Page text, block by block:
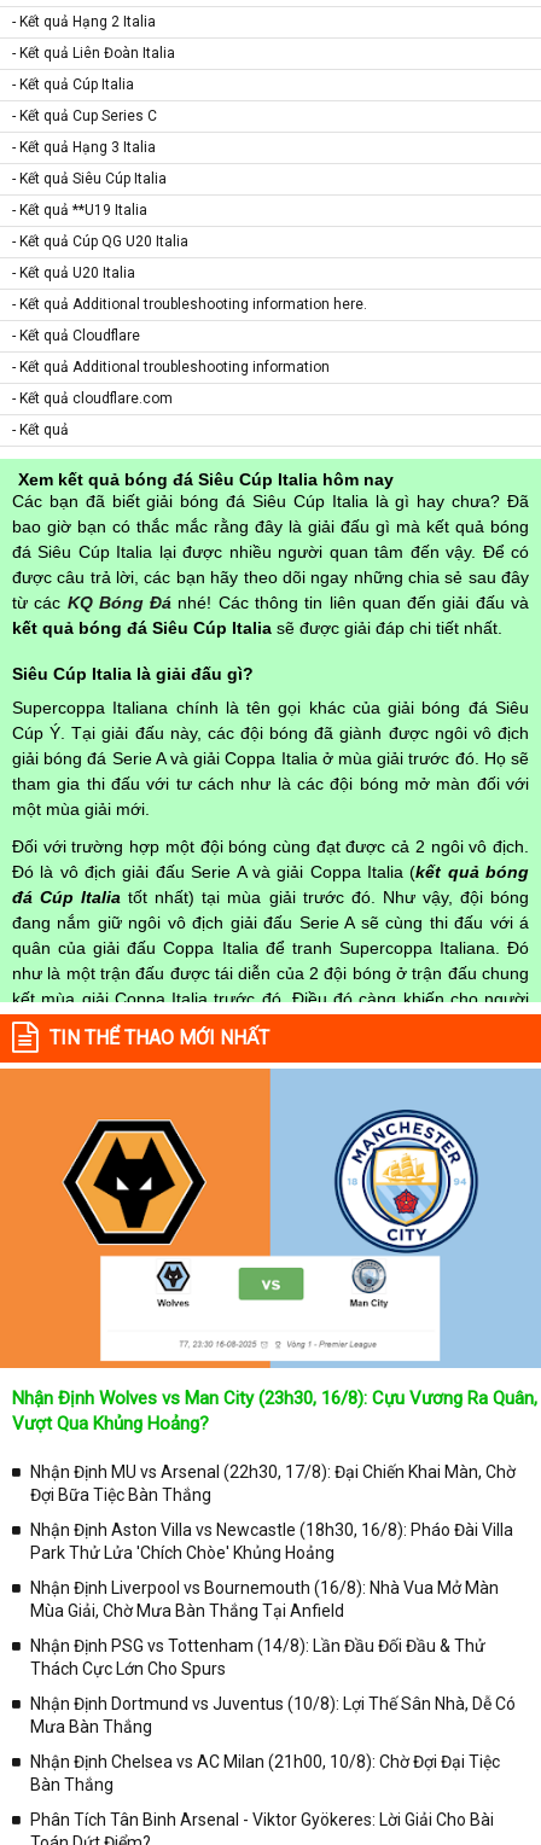
- Kết quả Hạng 2 Italia
- Kết quả Liên Đoàn Italia
- Kết quả Cúp Italia
- Kết quả Cup Series C
- Kết quả Hạng 3 Italia
- Kết quả Siêu Cúp Italia
- Kết quả **U19 Italia
- Kết quả Cúp QG U20 Italia
- Kết quả U20 Italia
- Kết quả Additional troubleshooting information here.
- Kết quả Cloudflare
- Kết quả Additional troubleshooting information
- Kết quả cloudflare.com
- Kết quả
Xem kết quả bóng đá Siêu Cúp Italia hôm nay
Các bạn đã biết giải bóng đá Siêu Cúp Italia là gì hay chưa? Đã
bao giờ bạn có thắc mắc rằng đây là giải đấu gì mà kết quả bóng
đá Siêu Cúp Italia lại được nhiều người quan tâm đến vậy. Để có
được câu trả lời, các bạn hãy theo dõi ngay những chia sẻ sau đây
từ các KQ Bóng Đá nhé! Các thông tin liên quan đến giải đấu và
kết quả bóng đá Siêu Cúp Italia sẽ được giải đáp chi tiết nhất.
Siêu Cúp Italia là giải đấu gì?
Supercoppa Italiana chính là tên gọi khác của giải bóng đá Siêu
Cúp Ý. Tại giải đấu này, các đội bóng đã giành được ngôi vô địch
giải bóng đá Serie A và giải Coppa Italia ở mùa giải trước đó. Họ sẽ
tham gia thi đấu với tư cách như là các đội bóng mở màn đối với
một mùa giải mới.
Đối với trường hợp một đội bóng cùng đạt được cả 2 ngôi vô địch.
Đó là vô địch giải đấu Serie A và giải Coppa Italia (kết quả bóng
đá Cúp Italia tốt nhất) tại mùa giải trước đó. Như vậy, đội bóng
đang nắm giữ ngôi vô địch giải đấu Serie A sẽ cùng thi đấu với á
quân của giải đấu Coppa Italia để tranh Supercoppa Italiana. Đó
như là một trận đấu được tái diễn của 2 đội bóng ở trận đấu chung
kết mùa giải Coppa Italia trước đó. Điều đó càng khiến cho người
xem tò mò về kết quả bóng đá Siêu Cúp Ý
Lịch sử hình thành của giải bóng đá Siêu Cúp Italia
số 21 mùa giải Supercoppa Italiana, có 18 mùa giải được tổ chức
trên sân nhà của các đội bóng vô địch giải đấu Serie A. Chỉ riêng có
giải đấu vào năm 1993 và năm 2003, giải đấu được diễn ra ở một
số thành phố của Hoa Kỳ như Washington, DC cùng với East
Rutherford, New. Và năm 2002 thì giải bóng đá này đã được tổ
chức ở thủ đô Tripoli của Libya. Kể từ năm 2009 trở đi, những địa
điểm được chọn để tổ chức giải đấu Siêu Cúp ý chủ yếu là ngoài
Các trận chung kết giải đấu Siêu Cúp Ý được diễn ra tại các
địa điểm như sau:
Có 19 lần được diễn ra trên sân nhà của đội bóng vô địch giải đấu
Serie A
Có 2 lần được diễn ra tại Hoa Kỳ
Có 2 lần được diễn ra tại Doha, Qatar
Có 2 lần được diễn ra ở Stadio Olimpico tại Rome (Ở đây như là
một vị trí trung lập chứ không phải là sân nhà của đội bóng vô địch
Có 2 lần được diễn ra tại Ả Rập Xê Út
Có 1 lần được diễn ra tại Tripoli - Libya
Với 8 lần xảy ra trường hợp một đội bóng cùng lúc đạt được ngôi
vô địch tại giải đấu Scudetto Serie A và Coppa Italia. Đó là 5 lần của
câu lạc bộ Juventus (năm 1995, 2015, 2016, 2017 và 2018), Lazio
(năm 2000) và Internazionale (vào năm 2006 và 2010). Nên đội Á
giải đấu SuperCoppa tiếp theo. Để xác định đội bóng đạt được
quả bóng đá Siêu Cúp Ý
Juventus là câu lạc bộ bóng đá đã rất xuất sắc khi nắm kỷ lục với 8
TIN THỂ THAO MỚI NHẤT
Nhận Định Wolves vs Man City (23h30, 16/8): Cựu Vương Ra Quân,
Vượt Qua Khủng Hoảng?
Nhận Định MU vs Arsenal (22h30, 17/8): Đại Chiến Khai Màn, Chờ
Đợi Bữa Tiệc Bàn Thắng
Nhận Định Aston Villa vs Newcastle (18h30, 16/8): Pháo Đài Villa
Park Thử Lửa 'Chích Chòe' Khủng Hoảng
Nhận Định Liverpool vs Bournemouth (16/8): Nhà Vua Mở Màn
Mùa Giải, Chờ Mưa Bàn Thắng Tại Anfield
Nhận Định PSG vs Tottenham (14/8): Lần Đầu Đối Đầu & Thử
Thách Cực Lớn Cho Spurs
Nhận Định Dortmund vs Juventus (10/8): Lợi Thế Sân Nhà, Dễ Có
Mưa Bàn Thắng
Nhận Định Chelsea vs AC Milan (21h00, 10/8): Chờ Đợi Đại Tiệc
Bàn Thắng
Phân Tích Tân Binh Arsenal - Viktor Gyökeres: Lời Giải Cho Bài